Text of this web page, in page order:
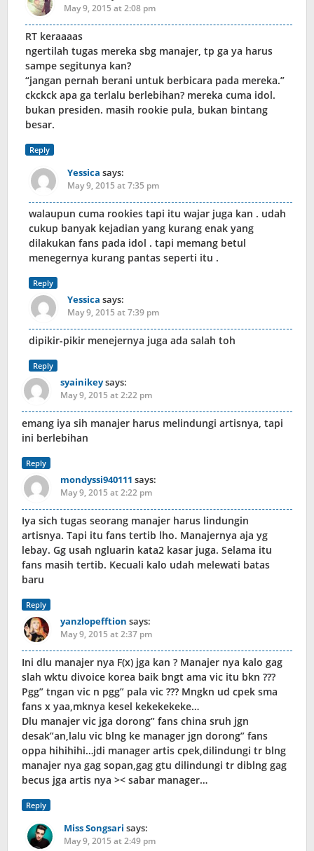
May 9, 2015 at 2:08 pm
RT keraaaas
ngertilah tugas mereka sbg manajer, tp ga ya harus
sampe segitunya kan?
“jangan pernah berani untuk berbicara pada mereka.”
ckckck apa ga terlalu berlebihan? mereka cuma idol.
bukan presiden. masih rookie pula, bukan bintang
besar.
Reply
Yessica says:
May 9, 2015 at 7:35 pm
walaupun cuma rookies tapi itu wajar juga kan . udah
cukup banyak kejadian yang kurang enak yang
dilakukan fans pada idol . tapi memang betul
menegernya kurang pantas seperti itu .
Reply
Yessica says:
May 9, 2015 at 7:39 pm
dipikir-pikir menejernya juga ada salah toh
Reply
syainikeysays:
May 9, 2015 at 2:22 pm
emang iya sih manajer harus melindungi artisnya, tapi
ini berlebihan
Reply
mondyssi940111 says:
May 9, 2015 at 2:22 pm
Iya sich tugas seorang manajer harus lindungin
artisnya. Tapi itu fans tertib lho. Manajernya aja yg
lebay. Gg usah ngluarin kata2 kasar juga. Selama itu
fans masih tertib. Kecuali kalo udah melewati batas
baru
Reply
yanzlopefftion says:
May 9, 2015 at 2:37 pm
Ini dlu manajer nya F(x) jga kan ? Manajer nya kalo gag
slah wktu divoice korea baik bngt ama vic itu bkn ???
Pgg” tngan vic n pgg” pala vic ??? Mngkn ud cpek sma
fans x yaa,mknya kesel kekekekeke…
Dlu manajer vic jga dorong” fans china sruh jgn
desak”an,lalu vic blng ke manager jgn dorong” fans
oppa hihihihi…jdi manager artis cpek,dilindungi tr blng
manajer nya gag sopan,gag gtu dilindungi tr diblng gag
becus jga artis nya >< sabar manager…
Reply
Miss Songsari says:
May 9, 2015 at 2:49 pm